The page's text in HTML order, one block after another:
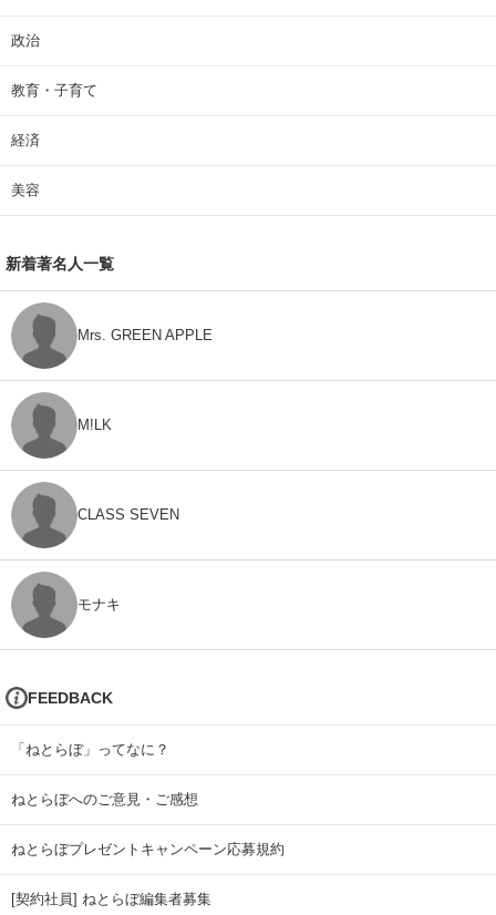
政治
教育・子育て
経済
美容
新着著名人一覧
Mrs. GREEN APPLE
M!LK
CLASS SEVEN
モナキ
FEEDBACK
「ねとらぼ」ってなに？
ねとらぼへのご意見・ご感想
ねとらぼプレゼントキャンペーン応募規約
[契約社員] ねとらぼ編集者募集